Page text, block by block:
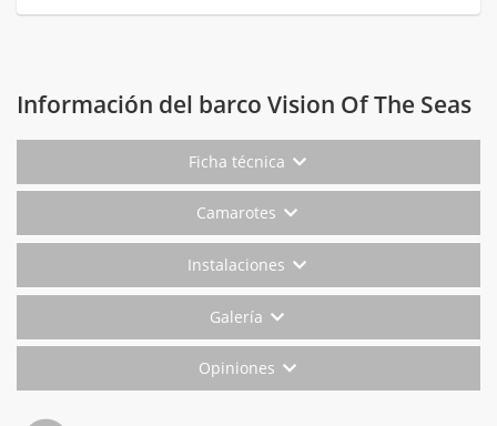
Información del barco Vision Of The Seas
Ficha técnica
Camarotes
Instalaciones
Galería
Opiniones